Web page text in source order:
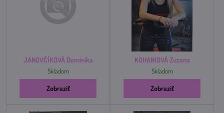
JANOVČÍKOVÁ Dominika
Skladom
Zobraziť
KOHANIOVÁ Zuzana
Skladom
Zobraziť